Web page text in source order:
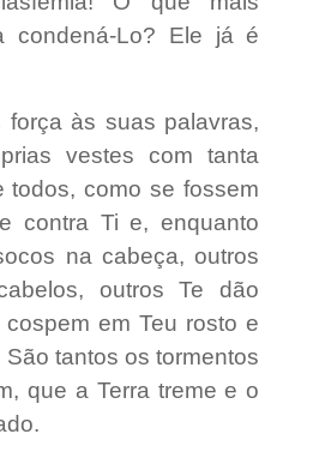
condená-Lo? Ele já é
força às suas palavras,
vestes com tanta
todos, como se fossem
contra Ti e, enquanto
na cabeça, outros
outros Te dão
cospem em Teu rosto e
São tantos os tormentos
que a Terra treme e o